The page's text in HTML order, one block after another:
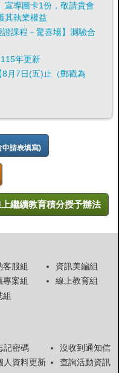
宣導圖卡1份，敬請貴會
其執業權益
證課程－驚喜場】測驗合
年更新
月7日(五)止（郵戳為
申請表填寫)
繼續教育積分授予辦法
客服組
專案組
組
資訊美編組
線上教育組
記密碼
人資料更新
沒收到通知信
查詢活動資訊